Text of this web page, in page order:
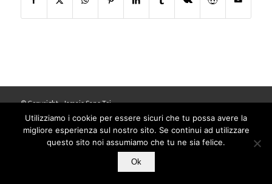
© Copyright - Jamais Sans Toi
Utilizziamo i cookie per essere sicuri che tu possa avere la
migliore esperienza sul nostro sito. Se continui ad utilizzare
questo sito noi assumiamo che tu ne sia felice.
Ok